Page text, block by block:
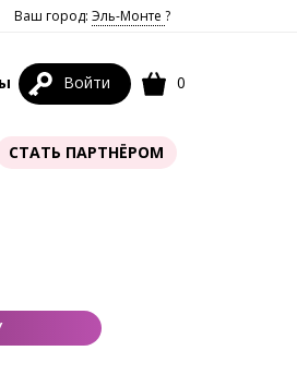
Ваш город: Эль-Монте ?
Войти 0
СТАТЬ ПАРТНЁРОМ